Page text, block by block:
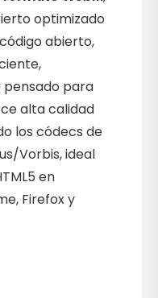
optimizado
abierto,
para
alta calidad
los códecs de
Vorbis, ideal
en
Firefox y